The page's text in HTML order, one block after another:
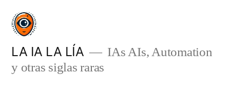
Saltar
contenido
LA IA LA LÍA
IAs AIs, Automation
y otras siglas raras